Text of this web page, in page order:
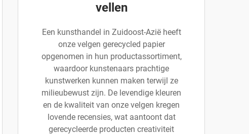
vellen
Een kunsthandel in Zuidoost-Azië heeft
onze velgen gerecycled papier
opgenomen in hun productassortiment,
waardoor kunstenaars prachtige
kunstwerken kunnen maken terwijl ze
milieubewust zijn. De levendige kleuren
en de kwaliteit van onze velgen kregen
lovende recensies, wat aantoont dat
gerecycleerde producten creativiteit